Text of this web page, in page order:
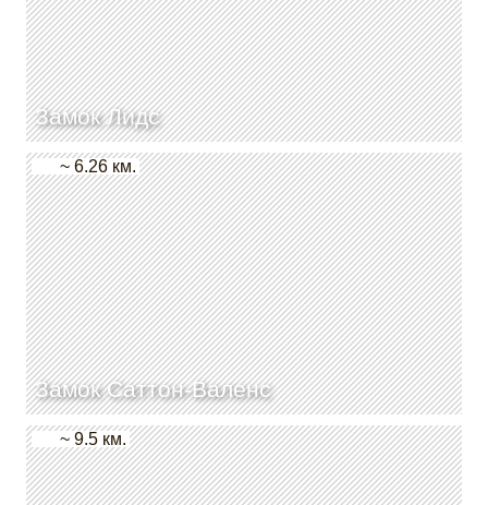
Замок Лидс
Замок Саттон-Валенс
~ 6.26 км.
~ 9.5 км.